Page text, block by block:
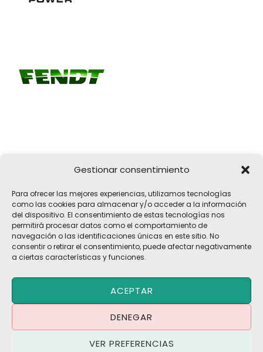
Gestionar consentimiento
Para ofrecer las mejores experiencias, utilizamos tecnologías
como las cookies para almacenar y/o acceder a la información
del dispositivo. El consentimiento de estas tecnologías nos
permitirá procesar datos como el comportamiento de
navegación o las identificaciones únicas en este sitio. No
consentir o retirar el consentimiento, puede afectar negativamente
a ciertas características y funciones.
ACEPTAR
DENEGAR
VER PREFERENCIAS
17183 Vilobí d'Onyar, Girona
pelach@pelach.es
☎972 47 30 61
Copyright © 2026 Maquinària Agrícola Pèlach, S.L | Powered by
Maria CB
Política de Privacidad·Política de Cookies·Aviso Legal
Términos y Condiciones·Contacto·Trabaja con Nosotros